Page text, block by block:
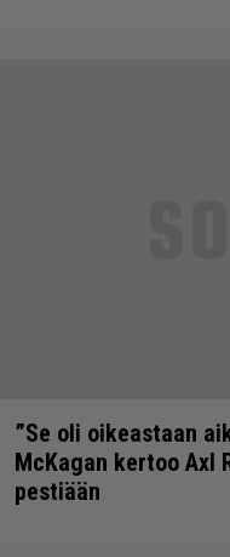
”Se oli oikeastaan
McKagan kertoo Axl
pestiään